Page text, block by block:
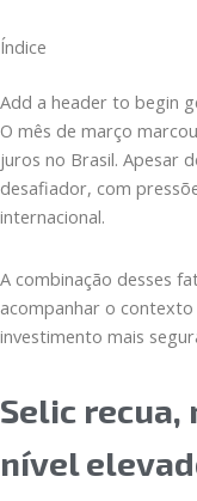
Índice
Add a header to begin
O mês de março
juros no Brasil. Apesar
desafiador, com
internacional.
A combinação desses
acompanhar o
investimento mais
Selic recua,
nível